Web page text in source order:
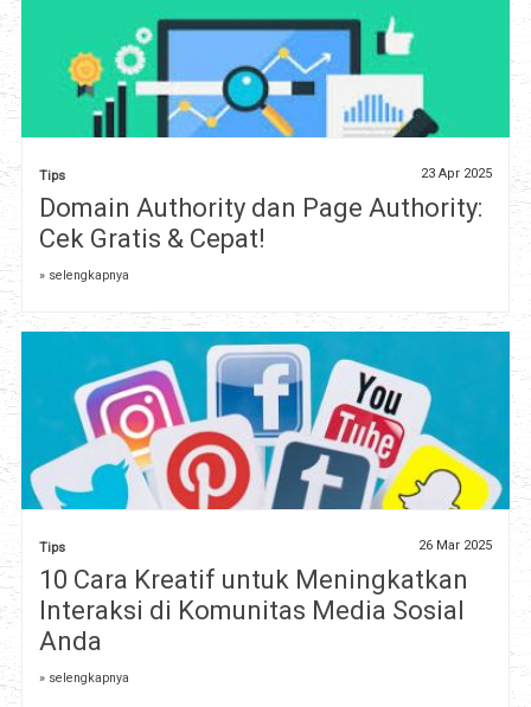
Tips 23 Apr 2025
Domain Authority dan Page Authority:
Cek Gratis & Cepat!
» selengkapnya
Tips 26 Mar 2025
10 Cara Kreatif untuk Meningkatkan
Interaksi di Komunitas Media Sosial
Anda
» selengkapnya